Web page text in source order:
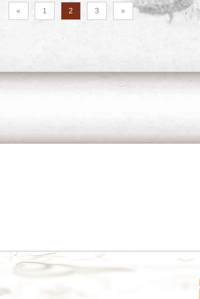
→索道站
« 1 2 3 »